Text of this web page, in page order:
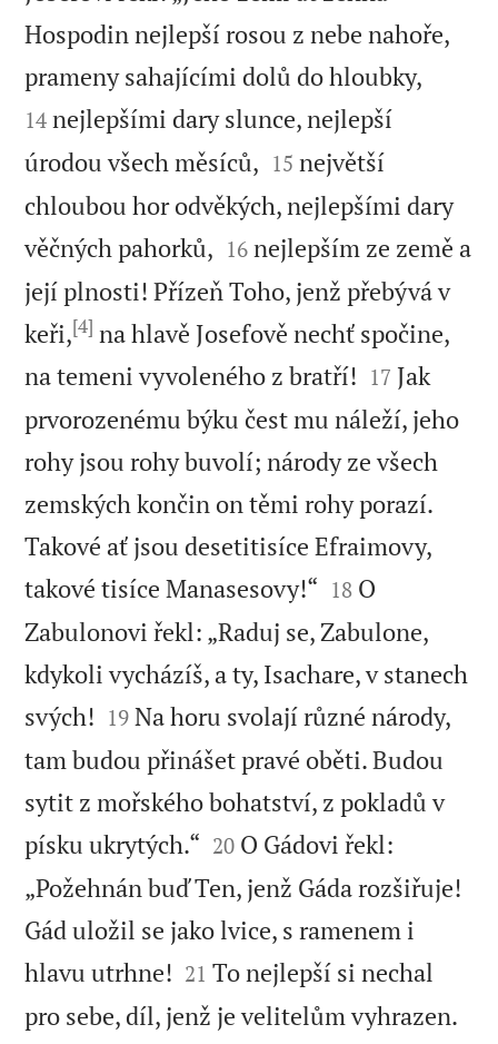
Hospodin nejlepší rosou z nebe nahoře,
prameny sahajícími dolů do hloubky,
14 nejlepšími dary slunce, nejlepší
úrodou všech měsíců, 

15 největší
chloubou hor odvěkých, nejlepšími dary
věčných pahorků, 

16 nejlepším ze země a
její plnosti! Přízeň Toho, jenž přebývá v
keři,[4] na hlavě Josefově nechť spočine,
na temeni vyvoleného z bratří! 

17 Jak
prvorozenému býku čest mu náleží, jeho
rohy jsou rohy buvolí; národy ze všech
zemských končin on těmi rohy porazí.
Takové ať jsou desetitisíce Efraimovy,
takové tisíce Manasesovy!“ 

18 O
Zabulonovi řekl: „Raduj se, Zabulone,
kdykoli vycházíš, a ty, Isachare, v stanech
svých! 

19 Na horu svolají různé národy,
tam budou přinášet pravé oběti. Budou
sytit z mořského bohatství, z pokladů v
písku ukrytých.“ 

20 O Gádovi řekl:
„Požehnán buď Ten, jenž Gáda rozšiřuje!
Gád uložil se jako lvice, s ramenem i
hlavu utrhne! 

21 To nejlepší si nechal
pro sebe, díl, jenž je velitelům vyhrazen.